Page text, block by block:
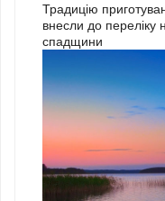
Традицію
внесли до переліку
спадщини